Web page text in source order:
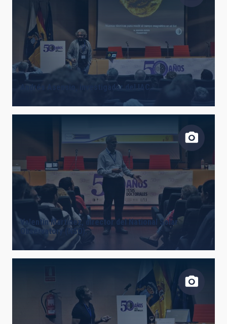
Andrés Asensio, investigador del IAC.
Valentín Martínez, director del National Solar
Observatory (NSO).